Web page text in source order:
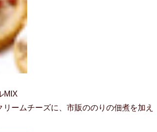
MIX
リームチーズに、市販ののりの佃煮を加え